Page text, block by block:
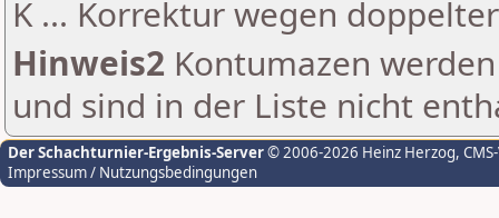
K ... Korrektur wegen
Hinweis2 Kontumazen
und sind in der Liste nicht
Der Schachturnier-Ergebnis-Server© 2006-2026 Heinz Herzog,
Impressum / Nutzungsbedingungen